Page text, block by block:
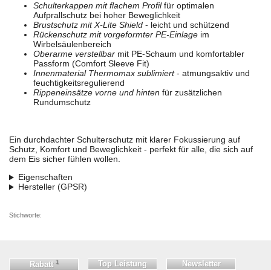
Schulterkappen mit flachem Profilfür optimalen
Aufprallschutz bei hoher Beweglichkeit
Brustschutz mit X-Lite Shield - leicht und schützend
Rückenschutz mit vorgeformter PE-Einlage im
Wirbelsäulenbereich
Oberarme verstellbar mit PE-Schaum und komfortabler
Passform (Comfort Sleeve Fit)
Innenmaterial Thermomax sublimiert- atmungsaktiv und
feuchtigkeitsregulierend
Rippeneinsätze vorne und hinten für zusätzlichen
Rundumschutz
Ein durchdachter Schulterschutz mit klarer Fokussierung auf
Schutz, Komfort und Beweglichkeit - perfekt für alle, die sich auf
dem Eis sicher fühlen wollen.
Eigenschaften
Hersteller (GPSR)
Stichworte:
Rabatt 1 Top Leistung Newsletter